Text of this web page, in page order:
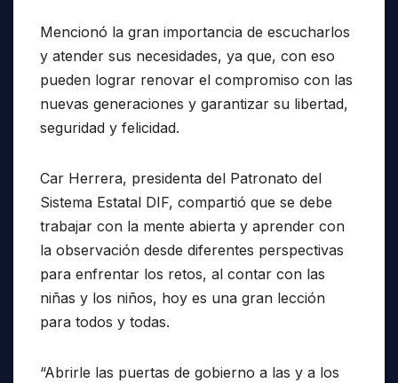
Mencionó la gran importancia de escucharlos
y atender sus necesidades, ya que, con eso
pueden lograr renovar el compromiso con las
nuevas generaciones y garantizar su libertad,
seguridad y felicidad.
Car Herrera, presidenta del Patronato del
Sistema Estatal DIF, compartió que se debe
trabajar con la mente abierta y aprender con
la observación desde diferentes perspectivas
para enfrentar los retos, al contar con las
niñas y los niños, hoy es una gran lección
para todos y todas.
“Abrirle las puertas de gobierno a las y a los